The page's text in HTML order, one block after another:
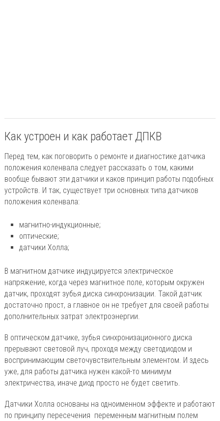
Как устроен и как работает ДПКВ
Перед тем, как поговорить о ремонте и диагностике датчика
положения коленвала следует рассказать о том, какими
вообще бывают эти датчики и каков принцип работы подобных
устройств. И так, существует три основных типа датчиков
положения коленвала:
магнитно-индукционные;
оптические;
датчики Холла;
В магнитном датчике индуцируется электрическое
напряжение, когда через магнитное поле, которым окружен
датчик, проходят зубья диска синхронизации. Такой датчик
достаточно прост, а главное он не требует для своей работы
дополнительных затрат электроэнергии.
В оптическом датчике, зубья синхронизационного диска
прерывают световой луч, проходя между светодиодом и
воспринимающим светочувствительным элементом. И здесь
уже, для работы датчика нужен какой-то минимум
электричества, иначе диод просто не будет светить.
Датчики Холла основаны на одноименном эффекте и работают
по принципу пересечения переменным магнитным полем